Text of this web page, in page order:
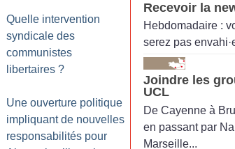
Quelle intervention
syndicale des
communistes
libertaires ?
Une ouverture politique
impliquant de nouvelles
responsabilités pour
Recevoir la
Hebdomadaire :
serez pas
Joindre les
UCL
De Cayenne à
en passant par
Marseille...